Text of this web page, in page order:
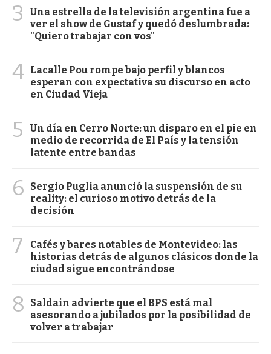
3
Una estrella de la televisión argentina fue a
ver el show de Gustaf y quedó deslumbrada:
"Quiero trabajar con vos"
4 Lacalle Pou rompe bajo perfil y blancos
esperan con expectativa su discurso en acto
en Ciudad Vieja
5
Un día en Cerro Norte: un disparo en el pie en
medio de recorrida de El País y la tensión
latente entre bandas
6
Sergio Puglia anunció la suspensión de su
reality: el curioso motivo detrás de la
decisión
7
Cafés y bares notables de Montevideo: las
historias detrás de algunos clásicos donde la
ciudad sigue encontrándose
8
Saldain advierte que el BPS está mal
asesorando a jubilados por la posibilidad de
volver a trabajar